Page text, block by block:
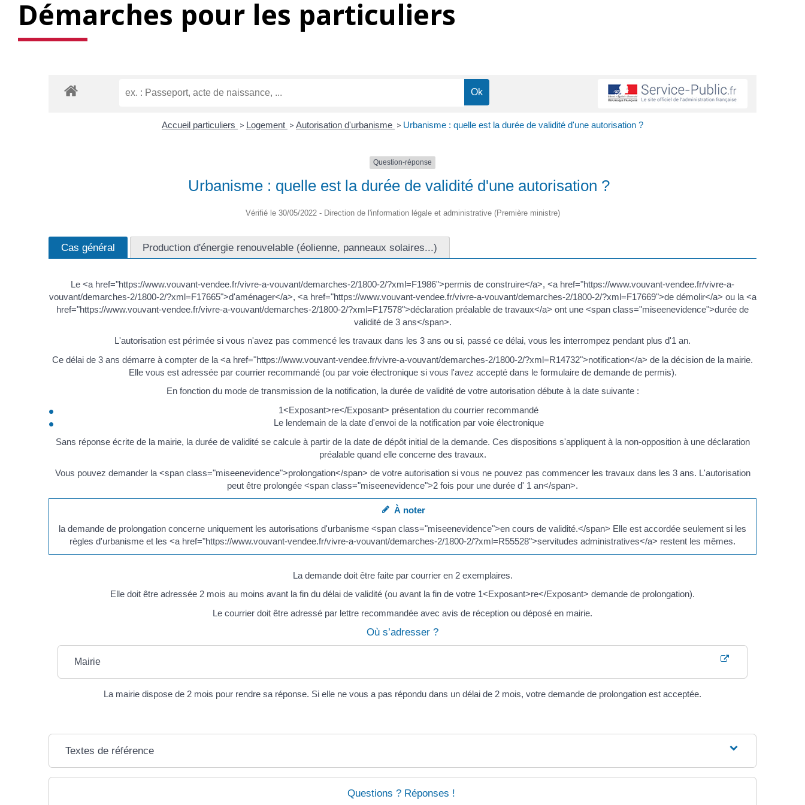
Démarches pour les particuliers
Accueil particuliers > Logement > Autorisation d'urbanisme > Urbanisme : quelle est la durée de validité d'une autorisation ?
Question-réponse
Urbanisme : quelle est la durée de validité d'une autorisation ?
Vérifié le 30/05/2022 - Direction de l'information légale et administrative (Première ministre)
Cas général Production d'énergie renouvelable (éolienne, panneaux solaires...)
Le <a href="https://www.vouvant-vendee.fr/vivre-a-vouvant/demarches-2/1800-2/?xml=F1986">permis de construire</a>, <a href="https://www.vouvant-vendee.fr/vivre-a-
vouvant/demarches-2/1800-2/?xml=F17665">d'aménager</a>, <a href="https://www.vouvant-vendee.fr/vivre-a-vouvant/demarches-2/1800-2/?xml=F17669">de démolir</a> ou la <a
href="https://www.vouvant-vendee.fr/vivre-a-vouvant/demarches-2/1800-2/?xml=F17578">déclaration préalable de travaux</a> ont une <span class="miseenevidence">durée de
validité de 3 ans</span>.
L'autorisation est périmée si vous n'avez pas commencé les travaux dans les 3 ans ou si, passé ce délai, vous les interrompez pendant plus d'1 an.
Ce délai de 3 ans démarre à compter de la <a href="https://www.vouvant-vendee.fr/vivre-a-vouvant/demarches-2/1800-2/?xml=R14732">notification</a> de la décision de la mairie.
Elle vous est adressée par courrier recommandé (ou par voie électronique si vous l'avez accepté dans le formulaire de demande de permis).
En fonction du mode de transmission de la notification, la durée de validité de votre autorisation débute à la date suivante :
1<Exposant>re</Exposant> présentation du courrier recommandé
Le lendemain de la date d'envoi de la notification par voie électronique
Sans réponse écrite de la mairie, la durée de validité se calcule à partir de la date de dépôt initial de la demande. Ces dispositions s'appliquent à la non-opposition à une déclaration
préalable quand elle concerne des travaux.
Vous pouvez demander la <span class="miseenevidence">prolongation</span> de votre autorisation si vous ne pouvez pas commencer les travaux dans les 3 ans. L'autorisation
peut être prolongée <span class="miseenevidence">2 fois pour une durée d' 1 an</span>.
À noter
la demande de prolongation concerne uniquement les autorisations d'urbanisme <span class="miseenevidence">en cours de validité.</span> Elle est accordée seulement si les
règles d'urbanisme et les <a href="https://www.vouvant-vendee.fr/vivre-a-vouvant/demarches-2/1800-2/?xml=R55528">servitudes administratives</a> restent les mêmes.
La demande doit être faite par courrier en 2 exemplaires.
Elle doit être adressée 2 mois au moins avant la fin du délai de validité (ou avant la fin de votre 1<Exposant>re</Exposant> demande de prolongation).
Le courrier doit être adressé par lettre recommandée avec avis de réception ou déposé en mairie.
Où s’adresser ?
Mairie
La mairie dispose de 2 mois pour rendre sa réponse. Si elle ne vous a pas répondu dans un délai de 2 mois, votre demande de prolongation est acceptée.
Textes de référence
Questions ? Réponses !